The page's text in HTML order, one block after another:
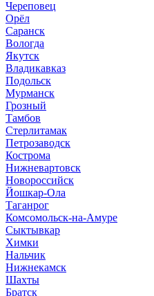
Череповец
Орёл
Саранск
Вологда
Якутск
Владикавказ
Подольск
Мурманск
Грозный
Тамбов
Стерлитамак
Петрозаводск
Кострома
Нижневартовск
Новороссийск
Йошкар-Ола
Таганрог
Комсомольск-на-Амуре
Сыктывкар
Химки
Нальчик
Нижнекамск
Шахты
Братск